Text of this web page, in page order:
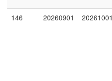
146 20260901 20261001